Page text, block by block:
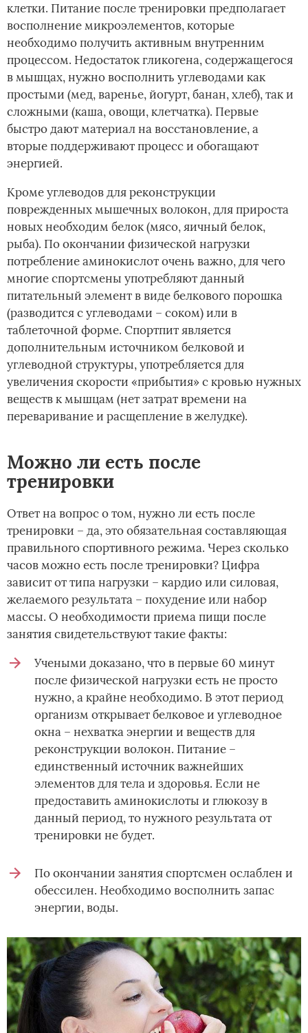
клетки. Питание после тренировки предполагает
восполнение микроэлементов, которые
необходимо получить активным внутренним
процессом. Недостаток гликогена, содержащегося
в мышцах, нужно восполнить углеводами как
простыми (мед, варенье, йогурт, банан, хлеб), так и
сложными (каша, овощи, клетчатка). Первые
быстро дают материал на восстановление, а
вторые поддерживают процесс и обогащают
энергией.
Кроме углеводов для реконструкции
поврежденных мышечных волокон, для прироста
новых необходим белок (мясо, яичный белок,
рыба). По окончании физической нагрузки
потребление аминокислот очень важно, для чего
многие спортсмены употребляют данный
питательный элемент в виде белкового порошка
(разводится с углеводами – соком) или в
таблеточной форме. Спортпит является
дополнительным источником белковой и
углеводной структуры, употребляется для
увеличения скорости «прибытия» с кровью нужных
веществ к мышцам (нет затрат времени на
переваривание и расщепление в желудке).
Можно ли есть после
тренировки
Ответ на вопрос о том, нужно ли есть после
тренировки – да, это обязательная составляющая
правильного спортивного режима. Через сколько
часов можно есть после тренировки? Цифра
зависит от типа нагрузки – кардио или силовая,
желаемого результата – похудение или набор
массы. О необходимости приема пищи после
занятия свидетельствуют такие факты:
Учеными доказано, что в первые 60 минут
после физической нагрузки есть не просто
нужно, а крайне необходимо. В этот период
организм открывает белковое и углеводное
окна – нехватка энергии и веществ для
реконструкции волокон. Питание –
единственный источник важнейших
элементов для тела и здоровья. Если не
предоставить аминокислоты и глюкозу в
данный период, то нужного результата от
тренировки не будет.
По окончании занятия спортсмен ослаблен и
обессилен. Необходимо восполнить запас
энергии, воды.